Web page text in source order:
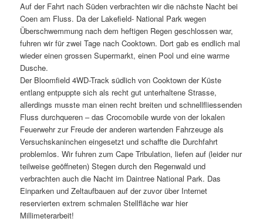
Auf der Fahrt nach Süden verbrachten wir die nächste Nacht bei
Coen am Fluss. Da der Lakefield- National Park wegen
Überschwemmung nach dem heftigen Regen geschlossen war,
fuhren wir für zwei Tage nach Cooktown. Dort gab es endlich mal
wieder einen grossen Supermarkt, einen Pool und eine warme
Dusche.
Der Bloomfield 4WD-Track südlich von Cooktown der Küste
entlang entpuppte sich als recht gut unterhaltene Strasse,
allerdings musste man einen recht breiten und schnellfliessenden
Fluss durchqueren – das Crocomobile wurde von der lokalen
Feuerwehr zur Freude der anderen wartenden Fahrzeuge als
Versuchskaninchen eingesetzt und schaffte die Durchfahrt
problemlos. Wir fuhren zum Cape Tribulation, liefen auf (leider nur
teilweise geöffneten) Stegen durch den Regenwald und
verbrachten auch die Nacht im Daintree National Park. Das
Einparken und Zeltaufbauen auf der zuvor über Internet
reservierten extrem schmalen Stellfläche war hier
Millimeterarbeit!